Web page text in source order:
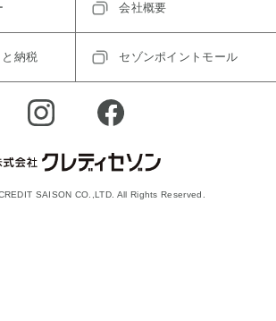
会社概要
納税 セゾンポイントモール
SAISON CO.,LTD. All Rights Reserved.